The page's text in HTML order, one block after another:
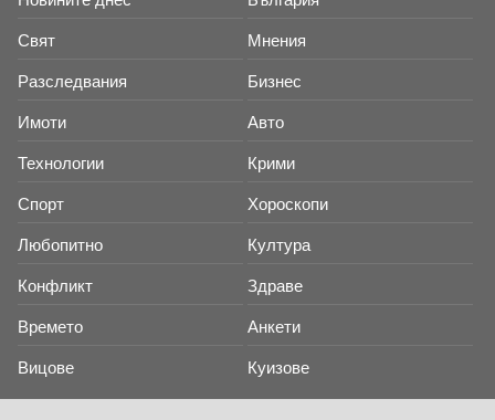
Свят Мнения
Разследвания Бизнес
Имоти Авто
Технологии Крими
Спорт Хороскопи
Любопитно Култура
Конфликт Здраве
Времето Анкети
Вицове Куизове